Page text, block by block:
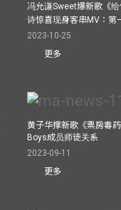
冯允谦Sweet爆新歌《
诗惊喜现身客串MV：第
2023-10-25
更多
黄子华撑新歌《票房毒
Boys成员师徒关系
2023-09-11
更多